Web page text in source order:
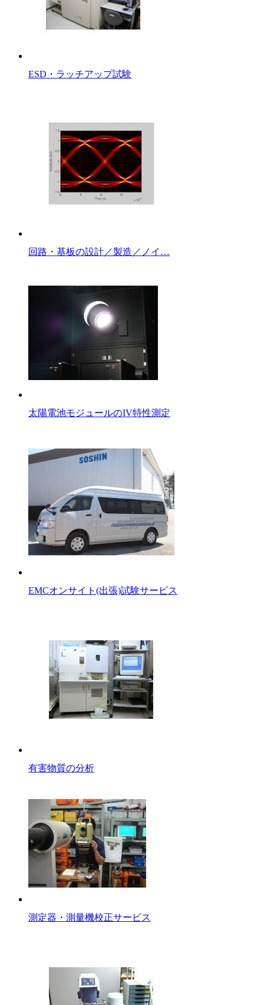
ESD・ラッチアップ試験
回路・基板の設計／製造／ノイ…
太陽電池モジュールのIV特性測定
EMCオンサイト(出張)試験サービス
有害物質の分析
測定器・測量機校正サービス